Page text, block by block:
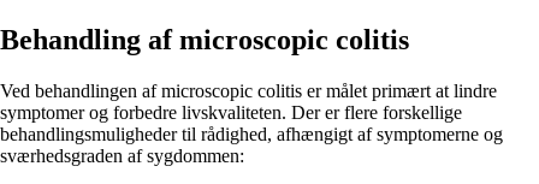
Behandling af microscopic colitis
Ved behandlingen af microscopic colitis er målet primært at lindre
symptomer og forbedre livskvaliteten. Der er flere forskellige
behandlingsmuligheder til rådighed, afhængigt af symptomerne og
sværhedsgraden af sygdommen: